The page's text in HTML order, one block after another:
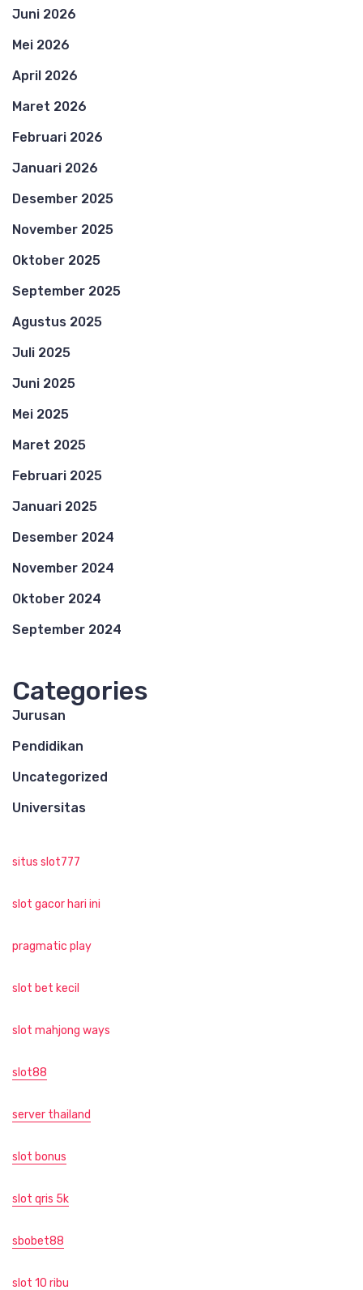
Juni 2026
Mei 2026
April 2026
Maret 2026
Februari 2026
Januari 2026
Desember 2025
November 2025
Oktober 2025
September 2025
Agustus 2025
Juli 2025
Juni 2025
Mei 2025
Maret 2025
Februari 2025
Januari 2025
Desember 2024
November 2024
Oktober 2024
September 2024
Categories
Jurusan
Pendidikan
Uncategorized
Universitas
situs slot777
slot gacor hari ini
pragmatic play
slot bet kecil
slot mahjong ways
slot88
server thailand
slot bonus
slot qris 5k
sbobet88
slot 10 ribu